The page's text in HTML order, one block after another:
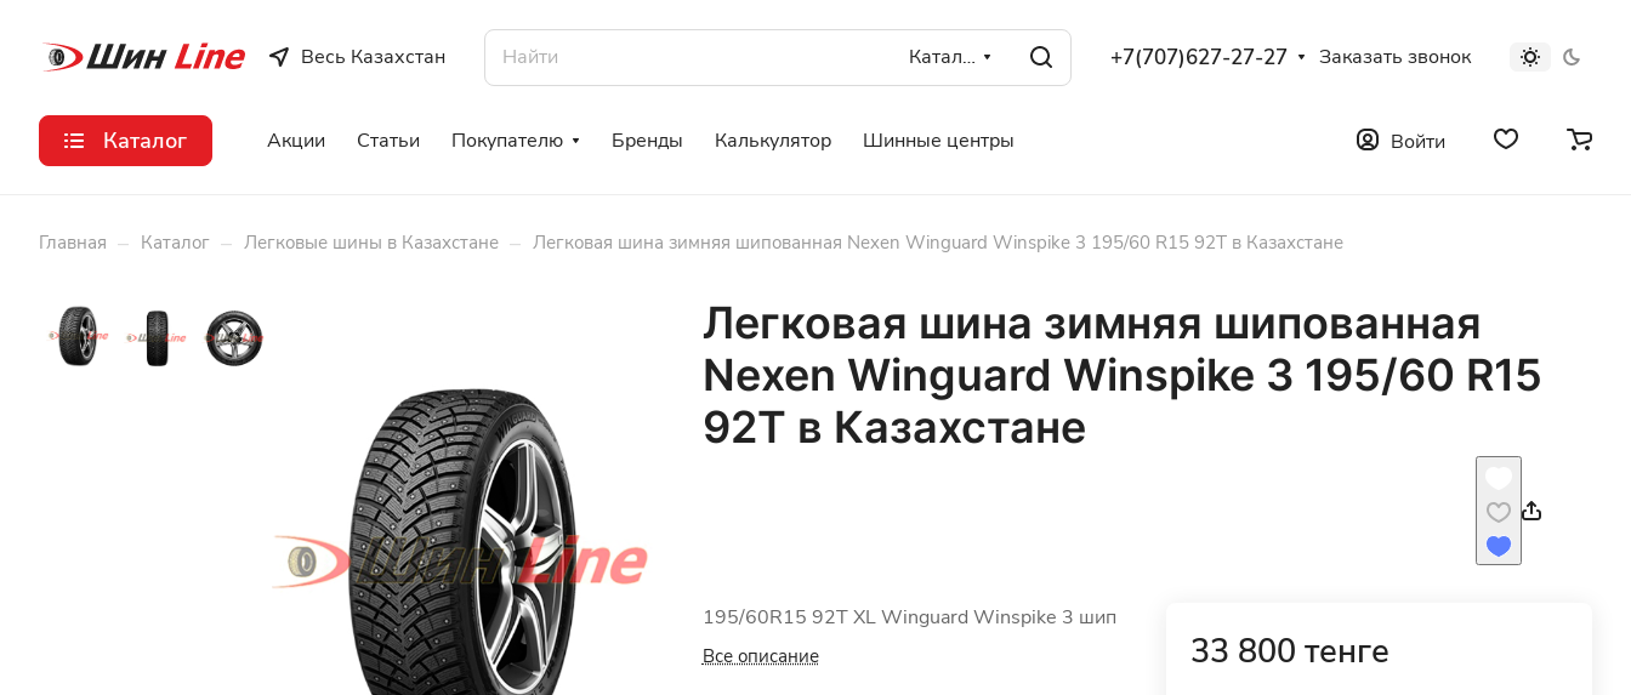
Весь Казахстан Каталог +7(707)627-27-27 Заказать звонок
Каталог Акции Статьи Покупателю Бренды Калькулятор Шинные центры Войти
Главная – Каталог – Легковые шины в Казахстане – Легковая шина зимняя шипованная Nexen Winguard Winspike 3 195/60 R15 92T в Казахстане
Легковая шина зимняя шипованная
Nexen Winguard Winspike 3 195/60 R15
92T в Казахстане
195/60R15 92T XL Winguard Winspike 3 шип
Все описание 33 800 тенге